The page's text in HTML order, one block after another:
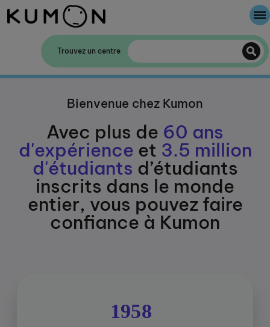
Trouvez un centre
Bienvenue chez Kumon
Avec plus de 60 ans
d'expérience et 3.5 million
d'étudiants d’étudiants
inscrits dans le monde
entier, vous pouvez faire
confiance à Kumon
Bienvenue chez Kumon
La Méthode Kumon
L'histoire de Kumon